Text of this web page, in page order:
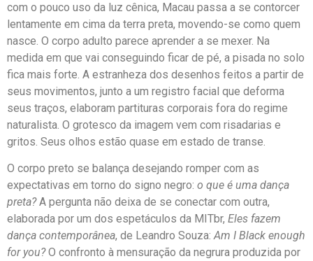
com o pouco uso da luz cênica, Macau passa a se contorcer
lentamente em cima da terra preta, movendo-se como quem
nasce. O corpo adulto parece aprender a se mexer. Na
medida em que vai conseguindo ficar de pé, a pisada no solo
fica mais forte. A estranheza dos desenhos feitos a partir de
seus movimentos, junto a um registro facial que deforma
seus traços, elaboram partituras corporais fora do regime
naturalista. O grotesco da imagem vem com risadarias e
gritos. Seus olhos estão quase em estado de transe.
O corpo preto se balança desejando romper com as
expectativas em torno do signo negro: o que é uma dança
preta?A pergunta não deixa de se conectar com outra,
elaborada por um dos espetáculos da MITbr, Eles fazem
dança contemporânea, de Leandro Souza:Am I Black enough
for you?O confronto à mensuração da negrura produzida por